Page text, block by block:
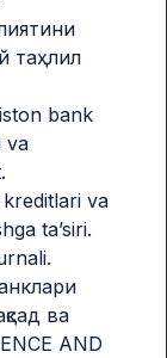
таҳлил
bank
va
kreditlari va
ta’siri.
ва
AND